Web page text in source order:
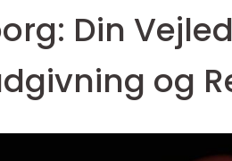
Din
og